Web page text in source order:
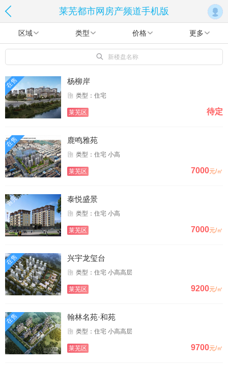
莱芜都市网房产频道手机版
区域 类型 价格 更多
新楼盘名称
在售 杨柳岸
类型：住宅
莱芜区 待定
在售 鹿鸣雅苑
类型：住宅 小高
莱芜区 7000元/㎡
售完 泰悦盛景
类型：住宅 小高
莱芜区 7000元/㎡
在售 兴宇龙玺台
类型：住宅 小高高层
莱芜区 9200元/㎡
在售 翰林名苑·和苑
类型：住宅 小高高层
莱芜区 9700元/㎡